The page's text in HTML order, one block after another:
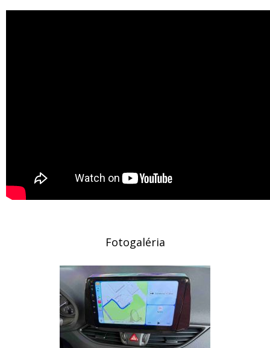
Fotogaléria